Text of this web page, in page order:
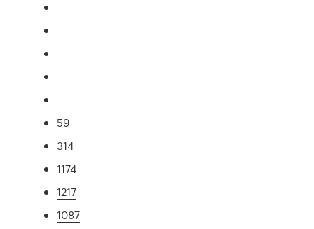
59
314
1174
1217
1087